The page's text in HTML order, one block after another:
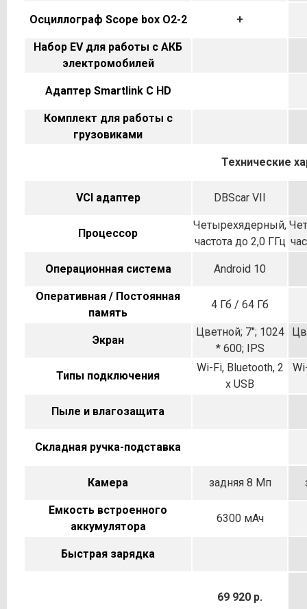
Осциллограф Scope box O2-2 +
Набор EV для работы с АКБ
электромобилей
Адаптер Smartlink C HD
Комплект для работы с
грузовиками
Технические
VCI адаптер DBScar VII
Процессор
Четырехядерный,
частота до 2,0 ГГц
Операционная система Android 10
Оперативная / Постоянная
память
4 Гб / 64 Гб
Экран
Цветной; 7"; 1024
* 600; IPS
Типы подключения
Wi-Fi, Bluetooth, 2
x USB
Пыле и влагозащита
Складная ручка-подставка
Камера задняя 8 Мп
Емкость встроенного
аккумулятора
6300 мАч
Быстрая зарядка
69 920 р.